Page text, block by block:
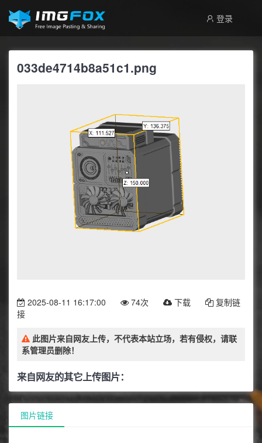
登录
033de4714b8a51c1.png
2025-08-11 16:17:00 74次 下载
复制链
接
此图片来自网友上传，不代表本站立场，若有侵权，请联
系管理员删除！
来自网友的其它上传图片：
图片链接